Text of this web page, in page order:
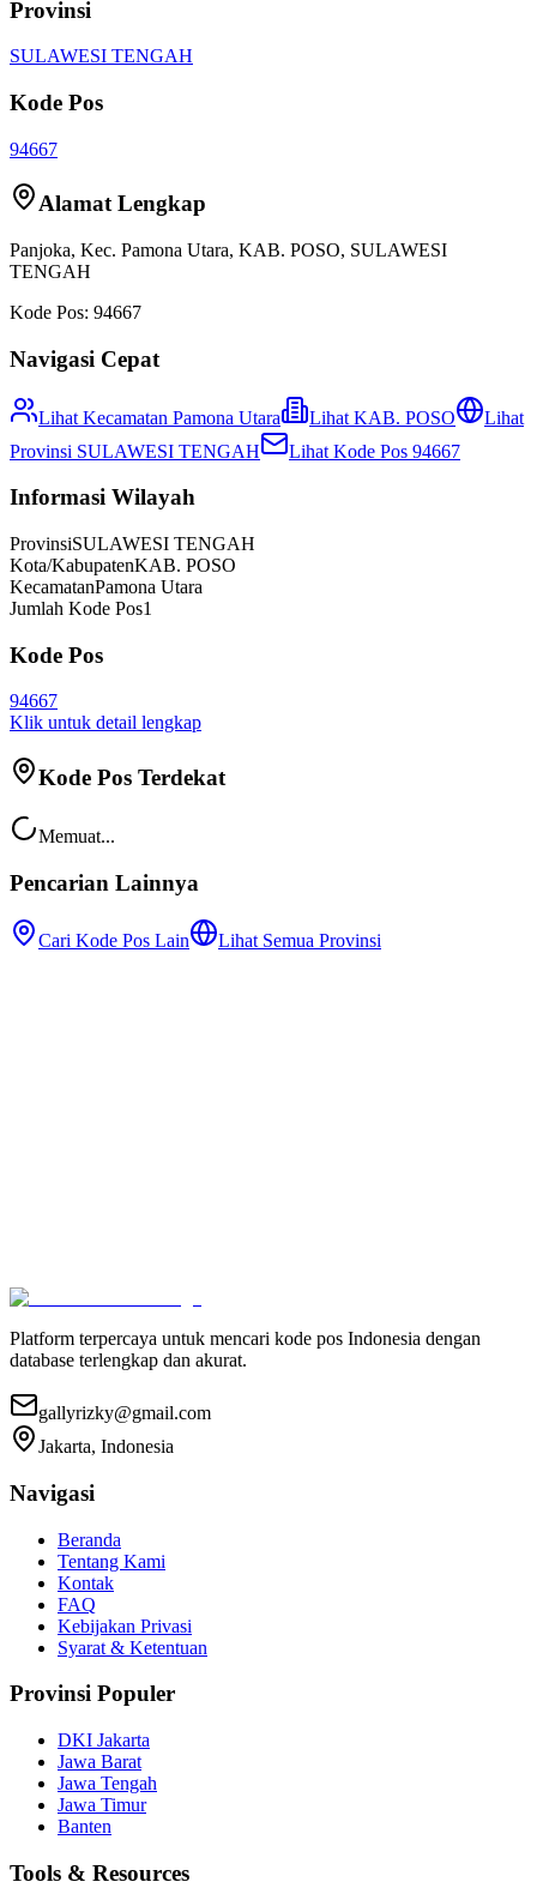
Provinsi
SULAWESI TENGAH
Kode Pos
94667
Alamat Lengkap
Panjoka, Kec. Pamona Utara, KAB. POSO, SULAWESI
TENGAH
Kode Pos: 94667
Navigasi Cepat
Lihat Kecamatan Pamona Utara Lihat KAB. POSO
Lihat
Provinsi SULAWESI TENGAH Lihat Kode Pos 94667
Informasi Wilayah
ProvinsiSULAWESI TENGAH
Kota/KabupatenKAB. POSO
KecamatanPamona Utara
Jumlah Kode Pos1
Kode Pos
94667
Klik untuk detail lengkap
Kode Pos Terdekat
Memuat...
Pencarian Lainnya
Cari Kode Pos Lain Lihat Semua Provinsi
Platform terpercaya untuk mencari kode pos Indonesia dengan
database terlengkap dan akurat.
gallyrizky@gmail.com
Jakarta, Indonesia
Navigasi
Beranda
Tentang Kami
Kontak
FAQ
Kebijakan Privasi
Syarat & Ketentuan
Provinsi Populer
DKI Jakarta
Jawa Barat
Jawa Tengah
Jawa Timur
Banten
Tools & Resources